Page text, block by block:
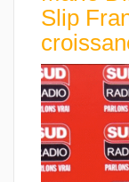
Slip